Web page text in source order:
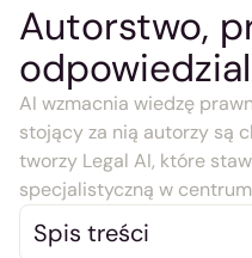
Artykuły pomocy
Blog
Aktualizacje
Wsparcie
Autorstwo,
AI wzmacnia wiedzę
stojący za nią autorzy są
tworzy Legal AI, które
specjalistyczną w
Spis treści